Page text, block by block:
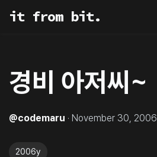
it from bit.
경비 아저씨~
@codemaru · November 30, 2006
2006y